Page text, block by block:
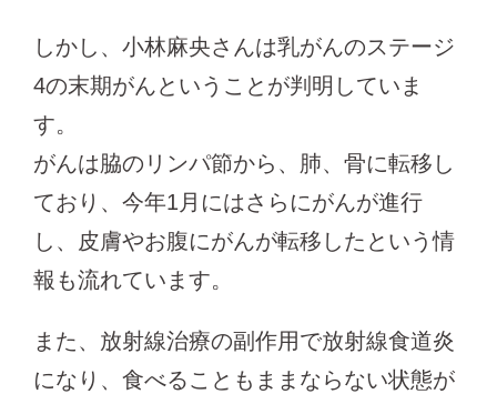
しかし、小林麻央さんは乳がんのステージ
4の末期がんということが判明していま
す。
がんは脇のリンパ節から、肺、骨に転移し
ており、今年1月にはさらにがんが進行
し、皮膚やお腹にがんが転移したという情
報も流れています。
また、放射線治療の副作用で放射線食道炎
になり、食べることもままならない状態が